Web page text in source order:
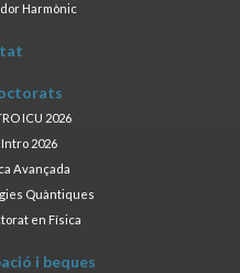
Harmònic
ICU 2026
2026
Avançada
Quàntiques
en Física
i beques